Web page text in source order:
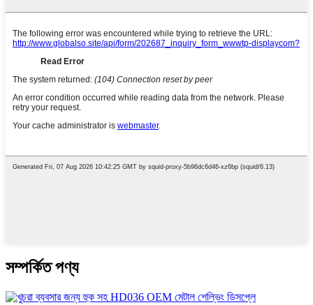
সম্পর্কিত পণ্য